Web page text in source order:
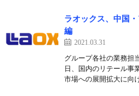
ラオックス、中国
編
2021.03.31
グループ各社の業務担
日、国内のリテール事
市場への展開拡大に向